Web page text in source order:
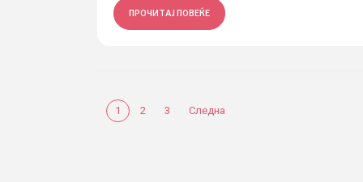
ПРОЧИТАЈ ПОВЕЌЕ
1 2 3 Следна